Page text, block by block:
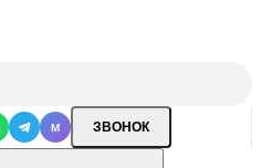
M ЗВОНОК